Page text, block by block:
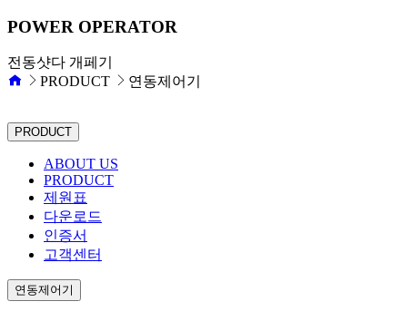
POWER OPERATOR
전동샷다 개페기
PRODUCT
연동제어기
PRODUCT
ABOUT US
PRODUCT
제원표
다운로드
인증서
고객센터
연동제어기